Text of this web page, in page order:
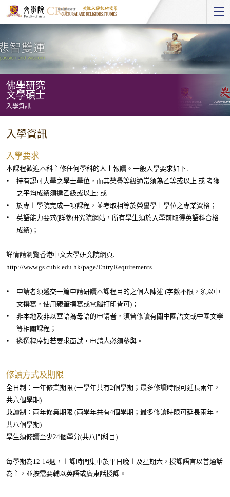
Start
main
Content
佛學研究
文學碩士
入學資訊
學
研
究
文
入
學
入學資訊
入學要求
本課程歡迎本科主修任何學科的人士報讀。一般入學要求如下:
持有認可大學之學士學位，而其榮譽等級通常須為乙等或以上 或 考獲
之平均成績須達乙級或以上; 或
於專上學院完成一項課程，並考取相等於榮譽學士學位之專業資格；
英語能力要求(詳參研究院網站，所有學生須於入學前取得英語科合格
成績)；
詳情請瀏覽香港中文大學研究院網頁:
http://www.gs.cuhk.edu.hk/page/EntryRequirements
申請者須遞交一篇申請研讀本課程目的之個人陳述 (字數不限，須以中
文撰寫，使用親筆撰寫或電腦打印皆可)；
非本地及非以華語為母語的申請者，須曾修讀有關中國語文或中國文學
等相關課程；
遴選程序如若要求面試，申請人必須參與。
修讀方式及期限
全日制：一年修業期限 (一學年共有2個學期；最多修讀時限可延長兩年，
共六個學期)
兼讀制：兩年修業期限 (兩學年共有4個學期；最多修讀時限可延長兩年，
共八個學期)
學生須修讀至少24個學分(共八門科目)
每學期為12-14週，上課時間集中於平日晚上及星期六，授課語言以普通話
為主，並按需要輔以英語或廣東話授課。